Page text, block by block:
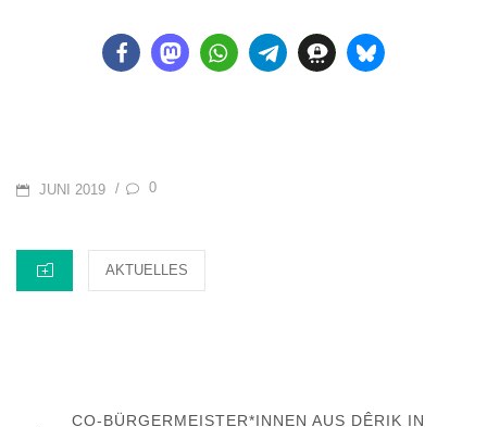
POSTED
JUNI 2019 / 0
CATEGORIES
AKTUELLES
PREVIOUS
CO-BÜRGERMEISTER*INNEN AUS DÊRIK IN